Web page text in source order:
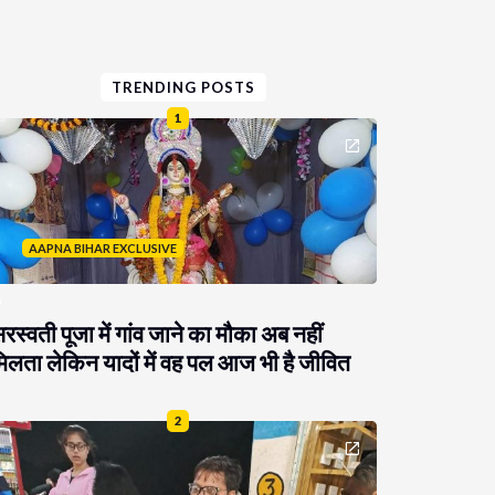
TRENDING POSTS
1
AAPNA BIHAR EXCLUSIVE
पूजा में गांव जाने का मौका अब नहीं
लेकिन यादों में वह पल आज भी है जीवित
2